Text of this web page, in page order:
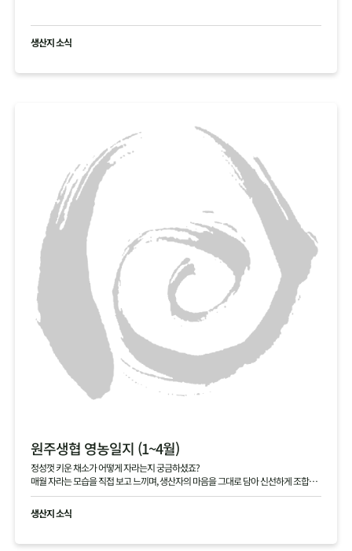
생산지 소식
원주생협 영농일지 (1~4월)
정성껏 키운 채소가 어떻게 자라는지 궁금하셨죠?
매월 자라는 모습을 직접 보고 느끼며, 생산자의 마음을 그대로 담아 신선하게 조합원
님께 전달해 드립니다.
생산지 소식